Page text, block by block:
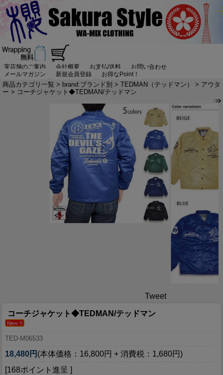
実店舗のご案内 会社概要 お支払/送料
お問い合わせ
メールマガジン
新規会員登録 お得なPoint！
商品カテゴリ一覧 > brand:ブランド別 > TEDMAN（テッドマン） > アウタ
ー > コーチジャケット◆TEDMAN/テッドマン
Tweet
コーチジャケット◆TEDMAN/テッドマン
TED-M06533
18,480円 (本体価格：16,800円 + 消費税：1,680円)
[168ポイント進呈 ]